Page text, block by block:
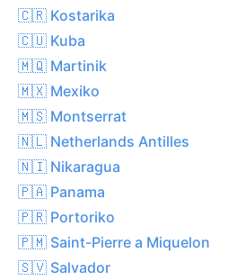
🇨🇷 Kostarika
🇨🇺 Kuba
🇲🇶 Martinik
🇲🇽 Mexiko
🇲🇸 Montserrat
🇳🇱 Netherlands Antilles
🇳🇮 Nikaragua
🇵🇦 Panama
🇵🇷 Portoriko
🇵🇲 Saint-Pierre a Miquelon
🇸🇻 Salvador